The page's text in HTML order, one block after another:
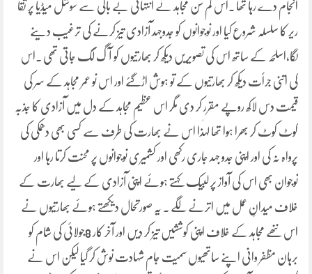
انجام دے رہا تھا ۔اس کم سن مجاہد نے انتہائی بے باکی سے سوشل میڈیا پر تقا
ریر کا سلسلہ شروع کیا اور نوجوانوں کو جدوجہد آزادی تیز کرنے کی ترغیب دینے
لگا،اسلحہ کے ساتھ اس کی تصویریں دیکھ کر بھارتیوں کو آگ لگ جاتی تھی ۔اس
کی اتنی جرأت دیکھ کر بھارتیوں کے تو ہوش اڑگئے اور اس نو عمر مجاہد کے سر کی
قیمت دس لاکھ روپے مقرر کر دی مگر اس عظیم مجاہد کے دل میں آزادی کا جذبہ
کوٹ کوٹ کر بھرا ہوا تھا لہٰذا اس نے بھارت کی طرف سے کسی بھی دھمکی کی
پرواہ نہ کی اور اپنی جدو جہد جاری رکھی اور کشمیری نوجوانوں پر محنت کرتا رہا اور
نوجوان بھی اس کی آواز پر لبیک کہتے ہوئے اپنی آزادی کے لیے بھارت کے
خلاف میدانِ عمل میں اترنے لگے ۔ یہ صورتحال دیکھتے ہوئے بھارتیوں نے
اس ننھے مجاہد کے خلاف اپنی کوششیں تیز کر دیں اور آخر کار 8جولائی کی شام کو
برہان مظفر وانی اپنے ساتھیوں سمیت جام شہادت نوش کر گیا لیکن اس نے